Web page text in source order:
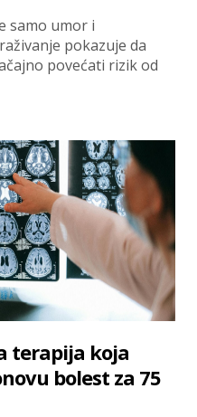
samo umor i
pokazuje da
povećati rizik od
terapija koja
bolest za 75